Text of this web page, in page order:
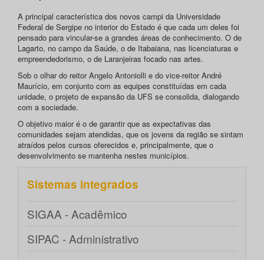
A principal característica dos novos campi da Universidade
Federal de Sergipe no interior do Estado é que cada um deles foi
pensado para vincular-se a grandes áreas de conhecimento. O de
Lagarto, no campo da Saúde, o de Itabaiana, nas licenciaturas e
empreendedorismo, o de Laranjeiras focado nas artes.
Sob o olhar do reitor Angelo Antoniolli e do vice-reitor André
Maurício, em conjunto com as equipes constituídas em cada
unidade, o projeto de expansão da UFS se consolida, dialogando
com a sociedade.
O objetivo maior é o de garantir que as expectativas das
comunidades sejam atendidas, que os jovens da região se sintam
atraídos pelos cursos oferecidos e, principalmente, que o
desenvolvimento se mantenha nestes municípios.
Sistemas integrados
SIGAA - Acadêmico
SIPAC - Administrativo